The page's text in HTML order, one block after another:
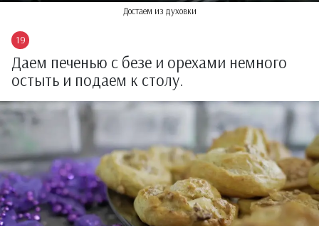
Достаем из духовки
Даем печенью с безе и орехами немного
остыть и подаем к столу.